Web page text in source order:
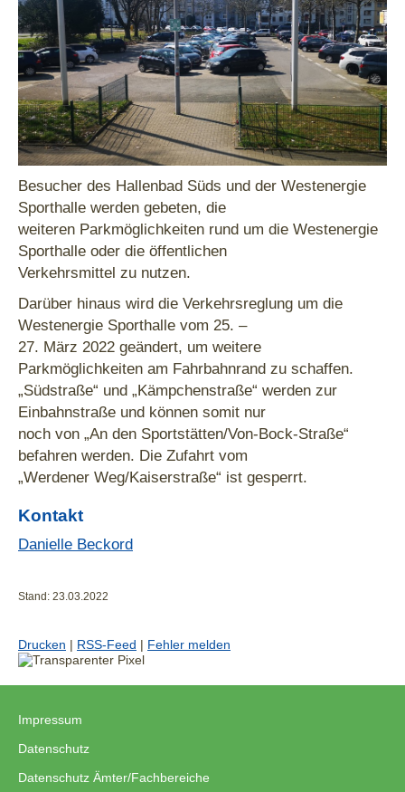
Besucher des Hallenbad Süds und der Westenergie
Sporthalle werden gebeten, die
weiteren Parkmöglichkeiten rund um die Westenergie
Sporthalle oder die öffentlichen
Verkehrsmittel zu nutzen.
Darüber hinaus wird die Verkehrsreglung um die
Westenergie Sporthalle vom 25. –
27. März 2022 geändert, um weitere
Parkmöglichkeiten am Fahrbahnrand zu schaffen.
„Südstraße“ und „Kämpchenstraße“ werden zur
Einbahnstraße und können somit nur
noch von „An den Sportstätten/Von-Bock-Straße“
befahren werden. Die Zufahrt vom
„Werdener Weg/Kaiserstraße“ ist gesperrt.
Kontakt
Danielle Beckord
Stand: 23.03.2022
Drucken | RSS-Feed | Fehler melden
Impressum
Datenschutz
Datenschutz Ämter/Fachbereiche